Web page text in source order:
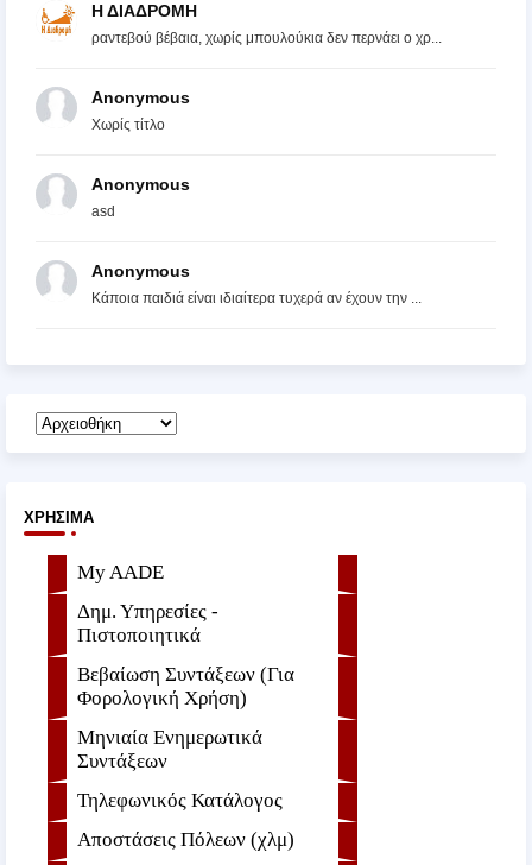
Η ΔΙΑΔΡΟΜΗ
ραντεβού βέβαια, χωρίς μπουλούκια δεν περνάει ο χρ...
Anonymous
Χωρίς τίτλο
Anonymous
asd
Anonymous
Κάποια παιδιά είναι ιδιαίτερα τυχερά αν έχουν την ...
ΧΡΉΣΙΜΑ
My AADE
Δημ. Υπηρεσίες -
Πιστοποιητικά
Βεβαίωση Συντάξεων (Για
Φορολογική Χρήση)
Μηνιαία Ενημερωτικά
Συντάξεων
Τηλεφωνικός Κατάλογος
Αποστάσεις Πόλεων (χλμ)